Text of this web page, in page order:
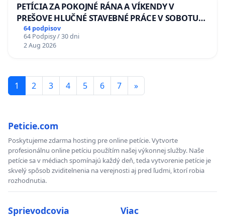
PETÍCIA ZA POKOJNÉ RÁNA A VÍKENDY V
PREŠOVE HLUČNÉ STAVEBNÉ PRÁCE V SOBOTU
LEN OD 9.00 DO 13.00 HOD., CEZ PRACOVNÝ
TÝŽDEŇ CIEĽ 8.00 – 18.00 HOD. A PRAVIDELNÁ
KONTROLA STAVBY C-AREA NA
64 podpisov
64 Podpisy / 30 dni
2 Aug 2026
1 2 3 4 5 6 7 »
Peticie.com
Poskytujeme zdarma hosting pre online petície. Vytvorte
profesionálnu online petíciu použítím našej výkonnej služby. Naše
petície sa v médiach spomínajú každý deň, teda vytvorenie petície je
skvelý spôsob zviditelnenia na verejnosti aj pred ľudmi, ktorí robia
rozhodnutia.
Sprievodcovia Viac